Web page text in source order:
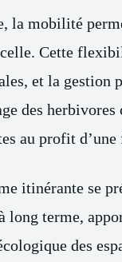
la mobilité
Cette
et la gestion
des
au profit
itinérante se
long terme,
des